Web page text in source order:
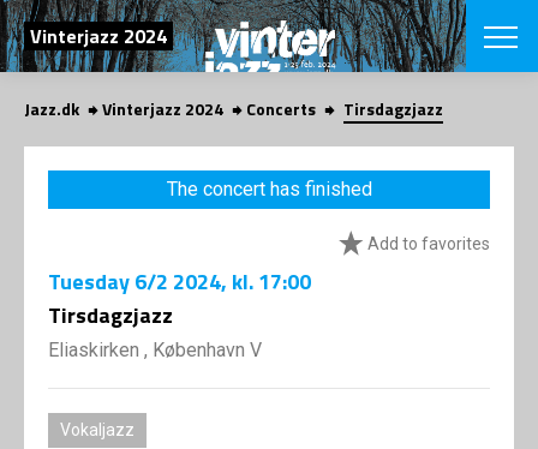
SEARCH
Vinterjazz 2024
Danish
CHOOSE
COPENHAGEN
Concerts
Contributors
Jazz.dk Vinterjazz 2024 Concerts Tirsdagzjazz
The concert has finished
Add to favorites
Tuesday6/2 2024, kl. 17:00
Tirsdagzjazz
Eliaskirken , København V
Vokaljazz